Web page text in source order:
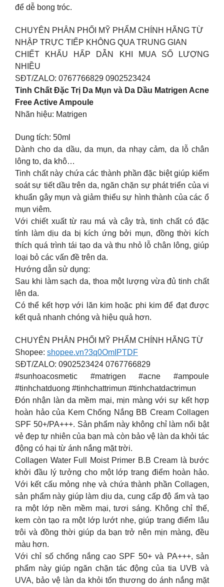
để dễ bong tróc.
CHUYÊN PHÂN PHỐI MỸ PHẨM CHÍNH HÃNG TỪ
NHẬP TRỰC TIẾP KHÔNG QUA TRUNG GIAN
CHIẾT KHẤU HẤP DẪN KHI MUA SỐ LƯỢNG
NHIỀU
SĐT/ZALO: 0767766829 0902523424
Tinh Chất Đặc Trị Da Mụn và Da Dầu Matrigen Acne
Free Active Ampoule
Nhãn hiệu: Matrigen
Dung tích: 50ml
Dành cho da dầu, da mụn, da nhạy cảm, da lỗ chân
lông to, da khô…
Tinh chất này chứa các thành phần đặc biệt giúp kiểm
soát sự tiết dầu trên da, ngăn chặn sự phát triển của vi
khuẩn gây mụn và giảm thiểu sự hình thành của các ổ
mụn viêm.
Với chiết xuất từ rau má và cây trà, tinh chất có đặc
tính làm dịu da bị kích ứng bởi mụn, đồng thời kích
thích quá trình tái tạo da và thu nhỏ lỗ chân lông, giúp
loại bỏ các vấn đề trên da.
Hướng dẫn sử dụng:
Sau khi làm sạch da, thoa một lượng vừa đủ tinh chất
lên da.
Có thể kết hợp với lăn kim hoặc phi kim để đạt được
kết quả nhanh chóng và hiệu quả hơn.
CHUYÊN PHÂN PHỐI MỸ PHẨM CHÍNH HÃNG TỪ
Shopee: shopee.vn?3q0OmIPTDF
SĐT/ZALO: 0902523424 0767766829
#sunhoacosmetic #matrigen #acne #ampoule
#tinhchatduong #tinhchattrimun #tinhchatdactrimun
Đón nhận làn da mềm mại, mịn màng với sự kết hợp
hoàn hảo của Kem Chống Nắng BB Cream Collagen
SPF 50+/PA+++. Sản phẩm này không chỉ làm nổi bật
vẻ đẹp tự nhiên của bạn mà còn bảo vệ làn da khỏi tác
động có hại từ ánh nắng mặt trời.
Collagen Water Full Moist Primer B.B Cream là bước
khởi đầu lý tưởng cho một lớp trang điểm hoàn hảo.
Với kết cấu mỏng nhẹ và chứa thành phần Collagen,
sản phẩm này giúp làm dịu da, cung cấp độ ẩm và tạo
ra một lớp nền mềm mại, tươi sáng. Không chỉ thế,
kem còn tạo ra một lớp lướt nhẹ, giúp trang điểm lâu
trôi và đồng thời giúp da bạn trở nên mịn màng, đều
màu hơn.
Với chỉ số chống nắng cao SPF 50+ và PA+++, sản
phẩm này giúp ngăn chặn tác động của tia UVB và
UVA, bảo vệ làn da khỏi tổn thương do ánh nắng mặt